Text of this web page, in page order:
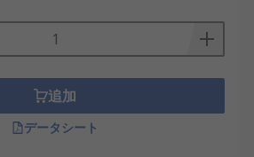
追加
データシート